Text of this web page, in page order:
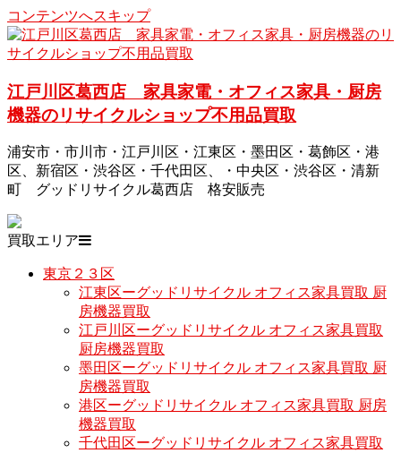
コンテンツへスキップ
江戸川区葛西店 家具家電・オフィス家具・厨房
機器のリサイクルショップ不用品買取
浦安市・市川市・江戸川区・江東区・墨田区・葛飾区・港
区、新宿区・渋谷区・千代田区、・中央区・渋谷区・清新
町 グッドリサイクル葛西店 格安販売
買取エリア
東京２３区
江東区ーグッドリサイクル オフィス家具買取 厨
房機器買取
江戸川区ーグッドリサイクル オフィス家具買取
厨房機器買取
墨田区ーグッドリサイクル オフィス家具買取 厨
房機器買取
港区ーグッドリサイクル オフィス家具買取 厨房
機器買取
千代田区ーグッドリサイクル オフィス家具買取